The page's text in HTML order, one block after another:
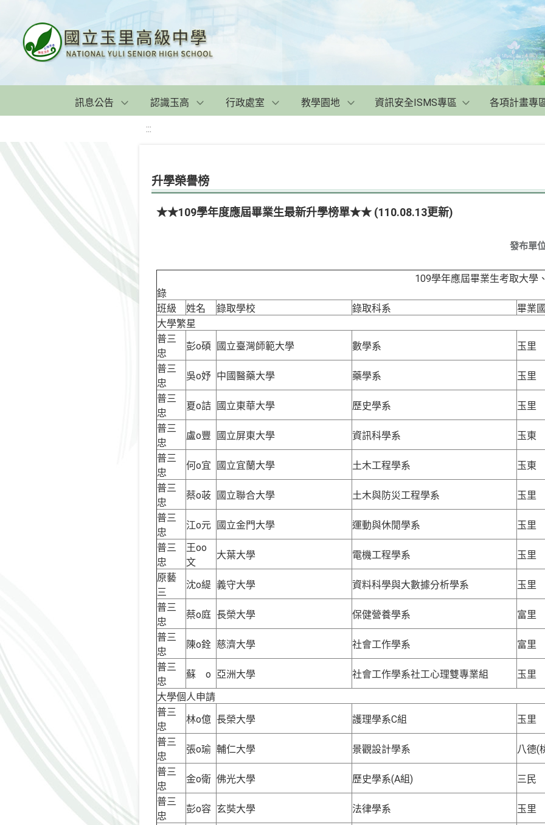
訊息公告 認識玉高 行政處室 教學園地 資訊安全ISMS專區 各項計畫專
:::
升學榮譽榜
★★109學年度應屆畢業生最新升學榜單★★ (110.08.13更新)
發布單
109學年應屆畢業生考取大學、四技二
錄
班級
姓名 錄取學校 錄取科系
畢業
大學繁星
普三
忠
彭o碩 國立臺灣師範大學 數學系
玉里
普三
忠
吳o妤 中國醫藥大學 藥學系
玉里
普三
忠
夏o詰 國立東華大學 歷史學系
玉里
普三
忠
盧o豐 國立屏東大學 資訊科學系
玉東
普三
忠
何o宜 國立宜蘭大學 土木工程學系
玉東
普三
忠
蔡o荍 國立聯合大學 土木與防災工程學系
玉里
普三
忠
江o元 國立金門大學 運動與休閒學系
玉里
普三
忠
王oo
文
大葉大學 電機工程學系
玉里
原藝
三
沈o緹 義守大學 資料科學與大數據分析學系
玉里
普三
忠
蔡o庭 長榮大學 保健營養學系
富里
普三
忠
陳o銓 慈濟大學 社會工作學系
富里
普三
忠
蘇 o 亞洲大學 社會工作學系社工心理雙專業組
玉里
大學個人申請
普三
忠
林o億 長榮大學 護理學系C組
玉里
普三
忠
張o瑜 輔仁大學 景觀設計學系
八德(
普三
忠
金o衛 佛光大學 歷史學系(A組)
三民
普三
忠
彭o容 玄奘大學 法律學系
玉里